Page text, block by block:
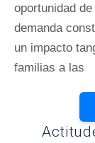
oportunidad
demanda
un impacto
familias a las